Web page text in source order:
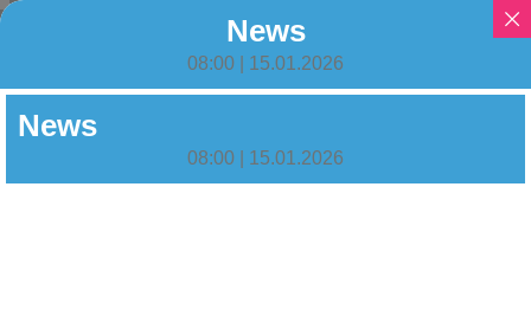
News
08:00 | 15.01.2026
News
08:00 | 15.01.2026